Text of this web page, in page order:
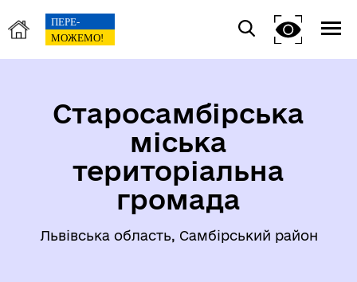
Старосамбірська
міська
територіальна
громада
Львівська область, Самбірський район